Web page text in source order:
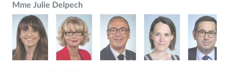
Mme Julie Delpech